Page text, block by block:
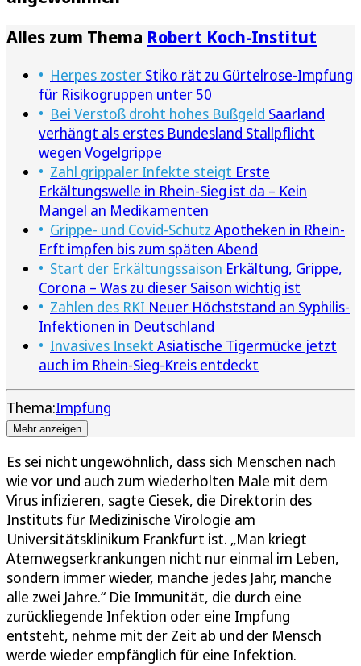
Alles zum Thema Robert Koch-Institut
Herpes zoster Stiko rät zu Gürtelrose-Impfung
für Risikogruppen unter 50
Bei Verstoß droht hohes Bußgeld Saarland
verhängt als erstes Bundesland Stallpflicht
wegen Vogelgrippe
Zahl grippaler Infekte steigt Erste
Erkältungswelle in Rhein-Sieg ist da – Kein
Mangel an Medikamenten
Grippe- und Covid-Schutz Apotheken in Rhein-
Erft impfen bis zum späten Abend
Start der Erkältungssaison Erkältung, Grippe,
Corona – Was zu dieser Saison wichtig ist
Zahlen des RKI Neuer Höchststand an Syphilis-
Infektionen in Deutschland
Invasives Insekt Asiatische Tigermücke jetzt
auch im Rhein-Sieg-Kreis entdeckt
Thema:Impfung
Mehr anzeigen
Es sei nicht ungewöhnlich, dass sich Menschen nach
wie vor und auch zum wiederholten Male mit dem
Virus infizieren, sagte Ciesek, die Direktorin des
Instituts für Medizinische Virologie am
Universitätsklinikum Frankfurt ist. „Man kriegt
Atemwegserkrankungen nicht nur einmal im Leben,
sondern immer wieder, manche jedes Jahr, manche
alle zwei Jahre.“ Die Immunität, die durch eine
zurückliegende Infektion oder eine Impfung
entsteht, nehme mit der Zeit ab und der Mensch
werde wieder empfänglich für eine Infektion.